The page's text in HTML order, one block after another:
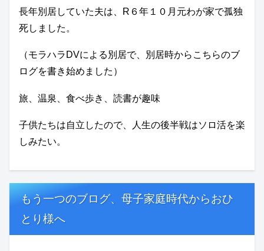
長年別居していた夫は、R６年１０月元わが家で孤独
死しました。
（モラハラDVによる別居で、別居時からこちらのブ
ログを書き始めました）
旅、温泉、食べ歩き、読書が趣味
子供たちは自立したので、人生の後半戦はソロ活を楽
しみたい。
もう一つのブログ、母子家庭時代からおひ
とり様へ